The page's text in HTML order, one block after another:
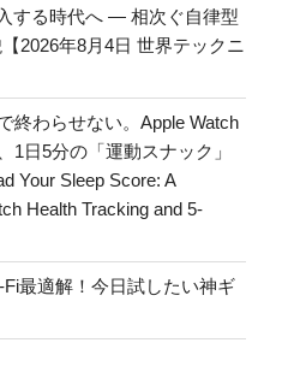
する時代へ — 相次ぐ自律型
2026年8月4日 世界テックニ
終わらせない。Apple Watch
1日5分の「運動スナック」
Your Sleep Score: A
Health Tracking and 5-
最適解！今日試したい神ギ